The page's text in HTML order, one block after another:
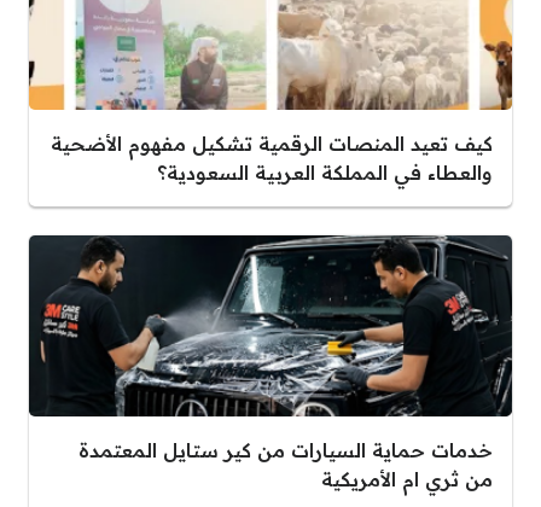
كيف تعيد المنصات الرقمية تشكيل مفهوم الأضحية
والعطاء في المملكة العربية السعودية؟
خدمات حماية السيارات من كير ستايل المعتمدة
من ثري ام الأمريكية